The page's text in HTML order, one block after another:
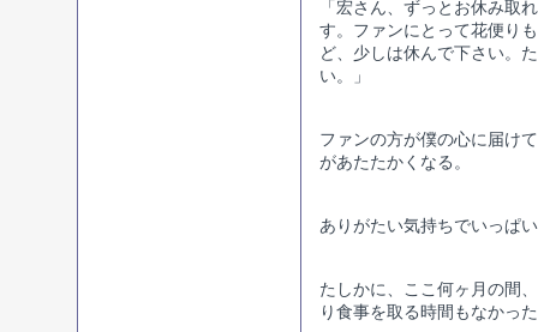
「宏さん、ずっとお休み取
す。ファンにとって花便り
ど、少しは休んで下さい。
い。」
ファンの方が僕の心に届け
があたたかくなる。
ありがたい気持ちでいっぱ
たしかに、ここ何ヶ月の間
り食事を取る時間もなかっ